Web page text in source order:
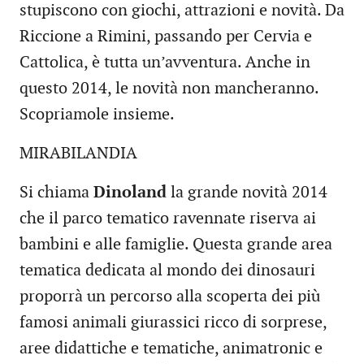
stupiscono con giochi, attrazioni e novità. Da
Riccione a Rimini, passando per Cervia e
Cattolica, è tutta un’avventura. Anche in
questo 2014, le novità non mancheranno.
Scopriamole insieme.
MIRABILANDIA
Si chiama Dinoland la grande novità 2014
che il parco tematico ravennate riserva ai
bambini e alle famiglie. Questa grande area
tematica dedicata al mondo dei dinosauri
proporrà un percorso alla scoperta dei più
famosi animali giurassici ricco di sorprese,
aree didattiche e tematiche, animatronic e